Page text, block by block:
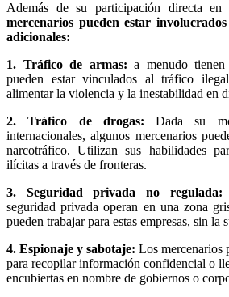
Además de su participación directa en
mercenarios pueden estar
adicionales:
1. Tráfico de armas: a menudo
pueden estar vinculados al tráfico
alimentar la violencia y la inestabilidad en
2. Tráfico de drogas: Dada su
internacionales, algunos mercenarios
narcotráfico. Utilizan sus habilidades
ilícitas a través de fronteras.
3. Seguridad privada no regulada:
seguridad privada operan en una zona
pueden trabajar para estas empresas, sin la
4. Espionaje y sabotaje: Los mercenarios
para recopilar información confidencial o
encubiertas en nombre de gobiernos o